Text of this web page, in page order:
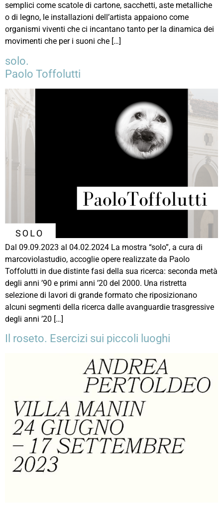
semplici come scatole di cartone, sacchetti, aste metalliche
o di legno, le installazioni dell’artista appaiono come
organismi viventi che ci incantano tanto per la dinamica dei
movimenti che per i suoni che […]
solo.
Paolo Toffolutti
Dal 09.09.2023 al 04.02.2024 La mostra “solo”, a cura di
marcoviolastudio, accoglie opere realizzate da Paolo
Toffolutti in due distinte fasi della sua ricerca: seconda metà
degli anni ’90 e primi anni ’20 del 2000. Una ristretta
selezione di lavori di grande formato che riposizionano
alcuni segmenti della ricerca dalle avanguardie trasgressive
degli anni ’20 […]
Il roseto. Esercizi sui piccoli luoghi